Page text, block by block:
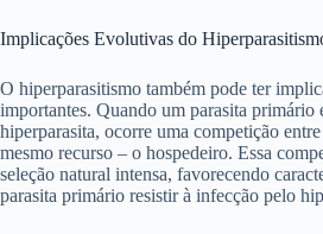
Implicações Evolutivas do
O hiperparasitismo também pode ter
importantes. Quando um parasita primário
hiperparasita, ocorre uma competição
mesmo recurso – o hospedeiro. Essa
seleção natural intensa, favorecendo
parasita primário resistir à infecção pelo